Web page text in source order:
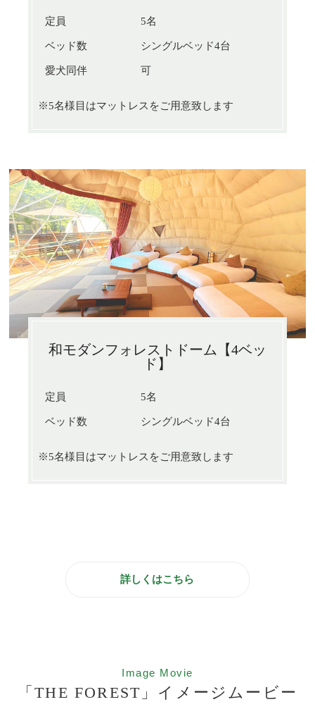
定員 5名
ベッド数 シングルベッド4台
愛犬同伴 可
※5名様目はマットレスをご用意致します
和モダンフォレストドーム【4ベッ
ド】
定員 5名
ベッド数 シングルベッド4台
※5名様目はマットレスをご用意致します
詳しくはこちら
Image Movie
「THE FOREST」イメージムービー